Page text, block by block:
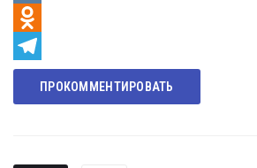
VK
Odnoklassniki
Telegram
ПРОКОММЕНТИРОВАТЬ